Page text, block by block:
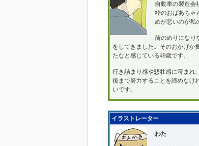
自動車の製造会
粋のおばあちゃ
めが悪いのが私
前のめりになり
をしてきました。そのおかげか
たなと感じている49歳です。
行き詰まり感や悲壮感に苛まれ
後まで努力することを諦めなけ
いです。
イラストレーター
わた